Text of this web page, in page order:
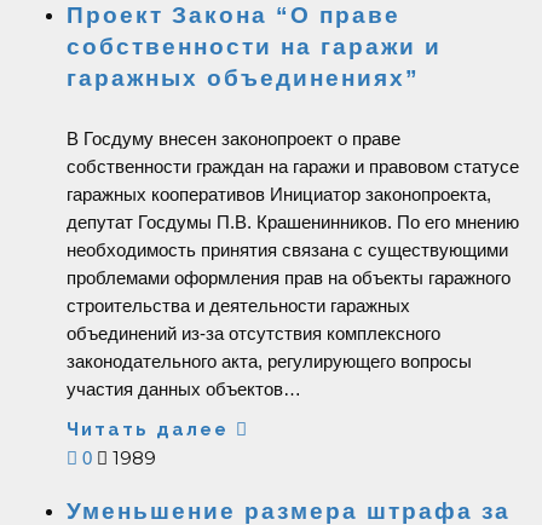
Проект Закона “О праве
собственности на гаражи и
гаражных объединениях”
В Госдуму внесен законопроект о праве
собственности граждан на гаражи и правовом статусе
гаражных кооперативов Инициатор законопроекта,
депутат Госдумы П.В. Крашенинников. По его мнению
необходимость принятия связана с существующими
проблемами оформления прав на объекты гаражного
строительства и деятельности гаражных
объединений из-за отсутствия комплексного
законодательного акта, регулирующего вопросы
участия данных объектов…
Читать далее
0 1989
Уменьшение размера штрафа за